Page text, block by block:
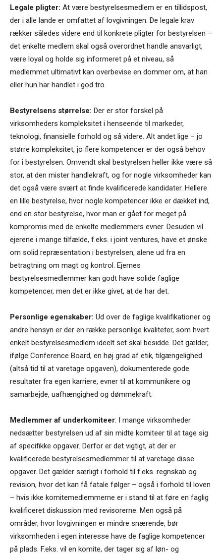
Legale pligter: At være bestyrelsesmedlem er en tillidspost,
der i alle lande er omfattet af lovgivningen. De legale krav
rækker således videre end til konkrete pligter for bestyrelsen –
det enkelte medlem skal også overordnet handle ansvarligt,
være loyal og holde sig informeret på et niveau, så
medlemmet ultimativt kan overbevise en dommer om, at han
eller hun har handlet i god tro.
Bestyrelsens størrelse: Der er stor forskel på
virksomheders kompleksitet i henseende til markeder,
teknologi, finansielle forhold og så videre. Alt andet lige – jo
større kompleksitet, jo flere kompetencer er der også behov
for i bestyrelsen. Omvendt skal bestyrelsen heller ikke være så
stor, at den mister handlekraft, og for nogle virksomheder kan
det også være svært at finde kvalificerede kandidater. Hellere
en lille bestyrelse, hvor nogle kompetencer ikke er dækket ind,
end en stor bestyrelse, hvor man er gået for meget på
kompromis med de enkelte medlemmers evner. Desuden vil
ejerene i mange tilfælde, f.eks. i joint ventures, have et ønske
om solid repræsentation i bestyrelsen, alene ud fra en
betragtning om magt og kontrol. Ejernes
bestyrelsesmedlemmer kan godt have solide faglige
kompetencer, men det er ikke givet, at de har det.
Personlige egenskaber: Ud over de faglige kvalifikationer og
andre hensyn er der en række personlige kvaliteter, som hvert
enkelt bestyrelsesmedlem ideelt set skal besidde. Det gælder,
ifølge Conference Board, en høj grad af etik, tilgængelighed
(altså tid til at varetage opgaven), dokumenterede gode
resultater fra egen karriere, evner til at kommunikere og
samarbejde, uafhængighed og dømmekraft.
Medlemmer af underkomiteer: I mange virksomheder
nedsætter bestyrelsen ud af sin midte komiteer til at tage sig
af specifikke opgaver. Derfor er det vigtigt, at der er
kvalificerede bestyrelsesmedlemmer til at varetage disse
opgaver. Det gælder særligt i forhold til f.eks. regnskab og
revision, hvor det kan få fatale følger – også i forhold til loven
– hvis ikke komitemedlemmerne er i stand til at føre en faglig
kvalificeret diskussion med revisorerne. Men også på
områder, hvor lovgivningen er mindre snærende, bør
virksomheden i egen interesse have de faglige kompetencer
på plads. F.eks. vil en komite, der tager sig af løn- og